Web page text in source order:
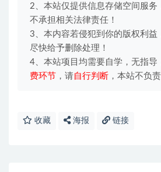
2、本站仅提供信息存储空间服务
不承担相关法律责任！
3、本内容若侵犯到你的版权利益
尽快给予删除处理！
4、本站项目均需要自学，无指导
费环节 ，请自行判断 ，本站不负
收藏 海报 链接